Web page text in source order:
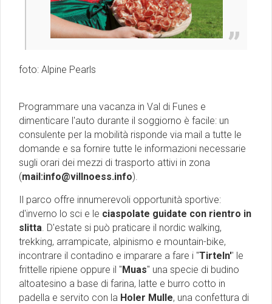
foto: Alpine Pearls
Programmare una vacanza in Val di Funes e
dimenticare l'auto durante il soggiorno è facile: un
consulente per la mobilità risponde via mail a tutte le
domande e sa fornire tutte le informazioni necessarie
sugli orari dei mezzi di trasporto attivi in zona
(mail:info@villnoess.info).
Il parco offre innumerevoli opportunità sportive:
d'inverno lo sci e le ciaspolate guidate con rientro in
slitta. D'estate si può praticare il nordic walking,
trekking, arrampicate, alpinismo e mountain-bike,
incontrare il contadino e imparare a fare i ''Tirteln'' le
frittelle ripiene oppure il ''Muas'' una specie di budino
altoatesino a base di farina, latte e burro cotto in
padella e servito con la Holer Mulle, una confettura di